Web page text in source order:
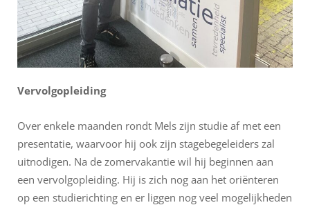
Vervolgopleiding
Over enkele maanden rondt Mels zijn studie af met een
presentatie, waarvoor hij ook zijn stagebegeleiders zal
uitnodigen. Na de zomervakantie wil hij beginnen aan
een vervolgopleiding. Hij is zich nog aan het oriënteren
op een studierichting en er liggen nog veel mogelijkheden